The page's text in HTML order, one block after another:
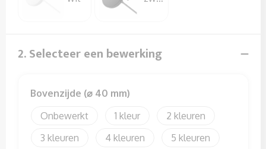
Veiligheidssignalering en Verlichting
Veiligheidsvesten en Veiligheidshesjes
Vesten
2. Selecteer een bewerking
Bovenzijde (⌀ 40 mm)
Onbewerkt
1
2
3
4 5